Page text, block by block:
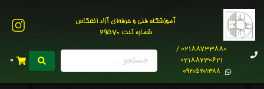
آموزشگاه فنی و حرفه‌ای آزاد انعکاس
شماره ثبت 29570
02188733880 /
02188730621
0۹۲۰۵۲۰۱۳۸۸
0